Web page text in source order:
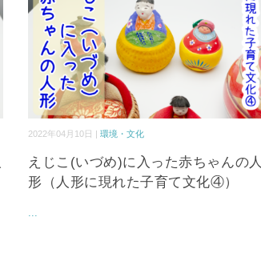
2022年04月10日 |環境・文化
えじこ(いづめ)に入った赤ちゃんの人
形（人形に現れた子育て文化④）
...